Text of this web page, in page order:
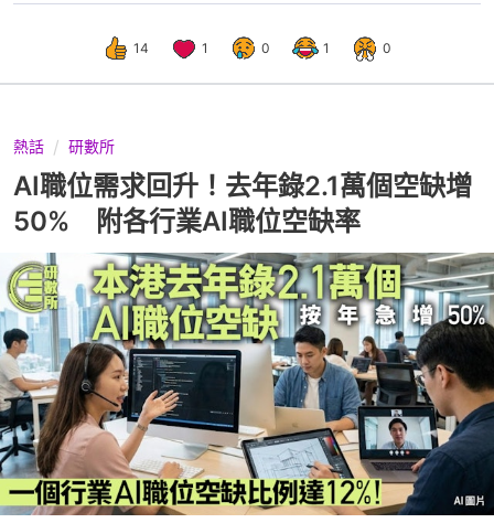
14 1 0 1 0
熱話 研數所
AI職位需求回升！去年錄2.1萬個空缺增
50% 附各行業AI職位空缺率